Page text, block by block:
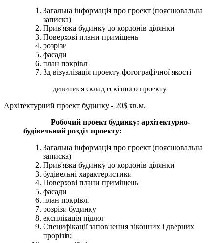
Загальна інформація про проект (пояснювальна
записка)
Прив'язка будинку до кордонів ділянки
Поверхові плани приміщень
розрізи
фасади
план покрівлі
3д візуалізація проекту фотографічної якості
дивитися склад ескізного проекту
Архітектурний проект будинку - 20$ кв.м.
Робочий проект будинку: архітектурно-
будівельний розділ проекту:
Загальна інформація про проект (пояснювальна
записка)
Прив'язка будинку до кордонів ділянки
будівельні характеристики
Поверхові плани приміщень
фасади
план покрівлі
розрізи будинку
експлікація підлог
Специфікації заповнення віконних і дверних
прорізів;